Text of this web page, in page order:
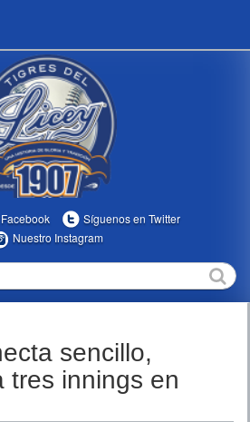
Síguenos en Twitter
Nuestro Instagram
sencillo,
tres innings en